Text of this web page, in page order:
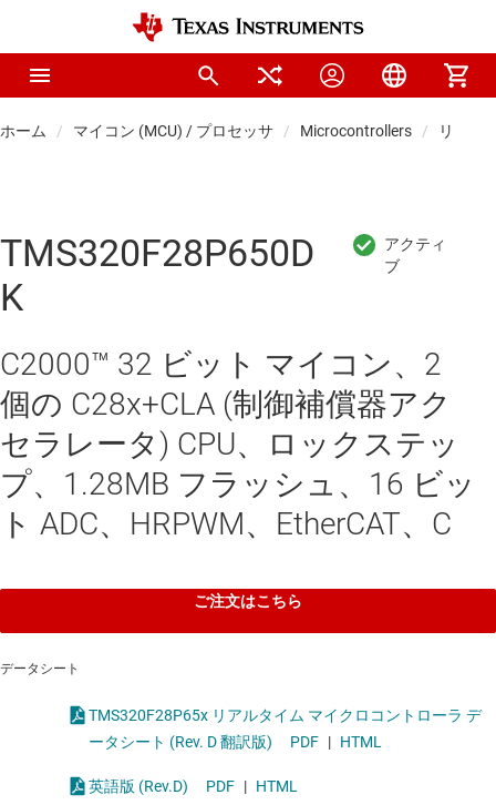
ホーム マイコン (MCU) / プロセッサ Microcontrollers リアル
TMS320F28P650D
K
C2000™ 32 ビット マイコン、2
個の C28x+CLA (制御補償器アク
セラレータ) CPU、ロックステッ
プ、1.28MB フラッシュ、16 ビッ
ト ADC、HRPWM、EtherCAT、C
ご注文はこちら
データシート
TMS320F28P65x リアルタイム マイクロコントローラ デ
ータシート (Rev. D 翻訳版)
PDF | HTML
英語版 (Rev.D) PDF | HTML